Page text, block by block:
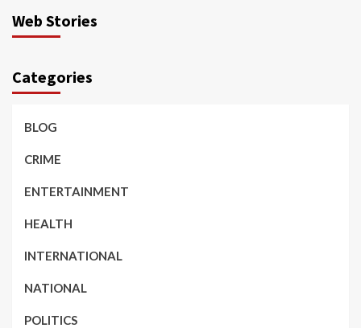
Web Stories
Categories
BLOG
CRIME
ENTERTAINMENT
HEALTH
INTERNATIONAL
NATIONAL
POLITICS